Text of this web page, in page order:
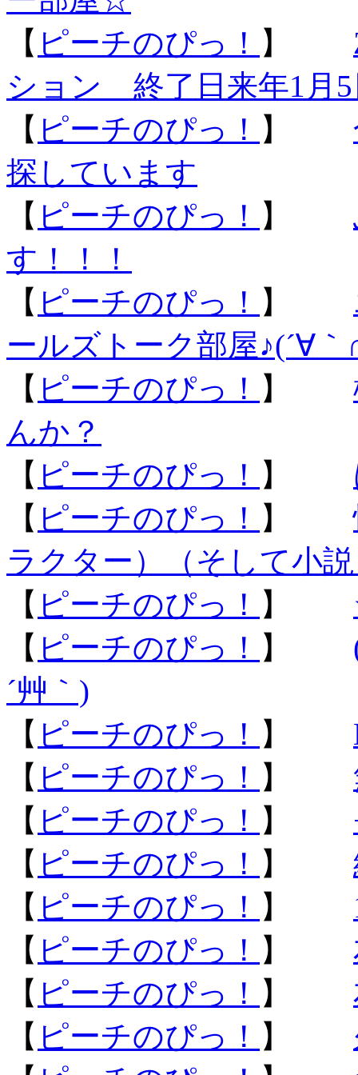
【 ピーチのぴっ！ 】
ション 終了日来年1月5
【 ピーチのぴっ！ 】
探しています
【 ピーチのぴっ！ 】
す！！！
【 ピーチのぴっ！ 】
ールズトーク部屋♪(´∀
【 ピーチのぴっ！ 】
んか？
【 ピーチのぴっ！ 】
【 ピーチのぴっ！ 】
ラクター）（そして小
【 ピーチのぴっ！ 】
【 ピーチのぴっ！ 】
´艸｀)
【 ピーチのぴっ！ 】
【 ピーチのぴっ！ 】
【 ピーチのぴっ！ 】
【 ピーチのぴっ！ 】
【 ピーチのぴっ！ 】
【 ピーチのぴっ！ 】
【 ピーチのぴっ！ 】
【 ピーチのぴっ！ 】